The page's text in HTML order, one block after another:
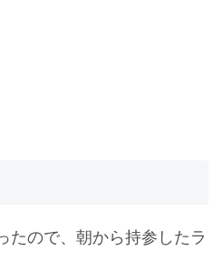
たので、朝から持参したラ